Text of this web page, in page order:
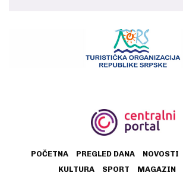
POČETNA PREGLED DANA NOVOSTI
KULTURA
SPORT MAGAZIN